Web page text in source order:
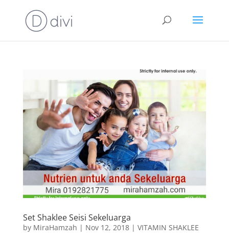
Set Shaklee Seisi Sekeluarga
by MiraHamzah | Nov 12, 2018| VITAMIN SHAKLEE